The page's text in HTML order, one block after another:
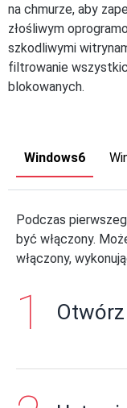
na chmurze, aby
złośliwym
szkodliwymi
filtrowanie
blokowanych.
Windows6
Podczas
być włączony.
włączony,